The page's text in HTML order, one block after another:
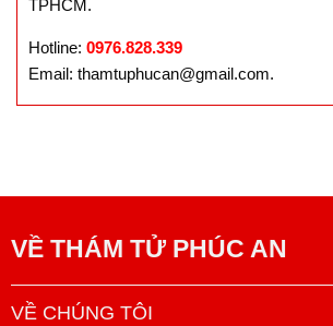
TPHCM.
Hotline: 0976.828.339
Email: thamtuphucan@gmail.com.
VỀ THÁM TỬ PHÚC AN
VỀ CHÚNG TÔI